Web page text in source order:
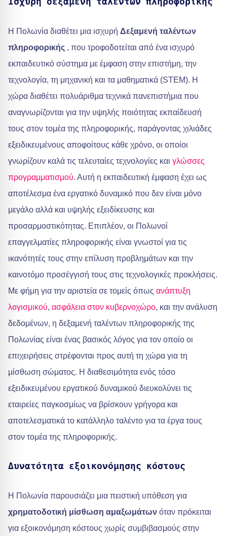
Ισχυρή δεξαμενή ταλέντων πληροφορικής
Η Πολωνία διαθέτει μια ισχυρή Δεξαμενή ταλέντων
πληροφορικής , που τροφοδοτείται από ένα ισχυρό
εκπαιδευτικό σύστημα με έμφαση στην επιστήμη, την
τεχνολογία, τη μηχανική και τα μαθηματικά (STEM). Η
χώρα διαθέτει πολυάριθμα τεχνικά πανεπιστήμια που
αναγνωρίζονται για την υψηλής ποιότητας εκπαίδευσή
τους στον τομέα της πληροφορικής, παράγοντας χιλιάδες
εξειδικευμένους αποφοίτους κάθε χρόνο, οι οποίοι
γνωρίζουν καλά τις τελευταίες τεχνολογίες και γλώσσες
προγραμματισμού. Αυτή η εκπαιδευτική έμφαση έχει ως
αποτέλεσμα ένα εργατικό δυναμικό που δεν είναι μόνο
μεγάλο αλλά και υψηλής εξειδίκευσης και
προσαρμοστικότητας. Επιπλέον, οι Πολωνοί
επαγγελματίες πληροφορικής είναι γνωστοί για τις
ικανότητές τους στην επίλυση προβλημάτων και την
καινοτόμο προσέγγισή τους στις τεχνολογικές προκλήσεις.
Με φήμη για την αριστεία σε τομείς όπως ανάπτυξη
λογισμικού, ασφάλεια στον κυβερνοχώρο, και την ανάλυση
δεδομένων, η δεξαμενή ταλέντων πληροφορικής της
Πολωνίας είναι ένας βασικός λόγος για τον οποίο οι
επιχειρήσεις στρέφονται προς αυτή τη χώρα για τη
μίσθωση σώματος. Η διαθεσιμότητα ενός τόσο
εξειδικευμένου εργατικού δυναμικού διευκολύνει τις
εταιρείες παγκοσμίως να βρίσκουν γρήγορα και
αποτελεσματικά το κατάλληλο ταλέντο για τα έργα τους
στον τομέα της πληροφορικής.
Δυνατότητα εξοικονόμησης κόστους
Η Πολωνία παρουσιάζει μια πειστική υπόθεση για
χρηματοδοτική μίσθωση αμαξωμάτων όταν πρόκειται
για εξοικονόμηση κόστους χωρίς συμβιβασμούς στην